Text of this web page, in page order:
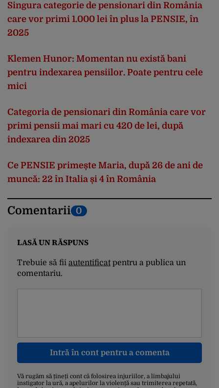
Singura categorie de pensionari din România
care vor primi 1.000 lei în plus la PENSIE, în
2025
Klemen Hunor: Momentan nu există bani
pentru indexarea pensiilor. Poate pentru cele
mici
Categoria de pensionari din România care vor
primi pensii mai mari cu 420 de lei, după
indexarea din 2025
Ce PENSIE primește Maria, după 26 de ani de
muncă: 22 în Italia și 4 în România
Comentarii 0
LASĂ UN RĂSPUNS
Trebuie să fii autentificatpentru a publica un
comentariu.
Intră în cont pentru a comenta
Vă rugăm să țineți cont că folosirea injuriilor, a limbajului
instigator la ură, a apelurilor la violență sau trimiterea repetată,